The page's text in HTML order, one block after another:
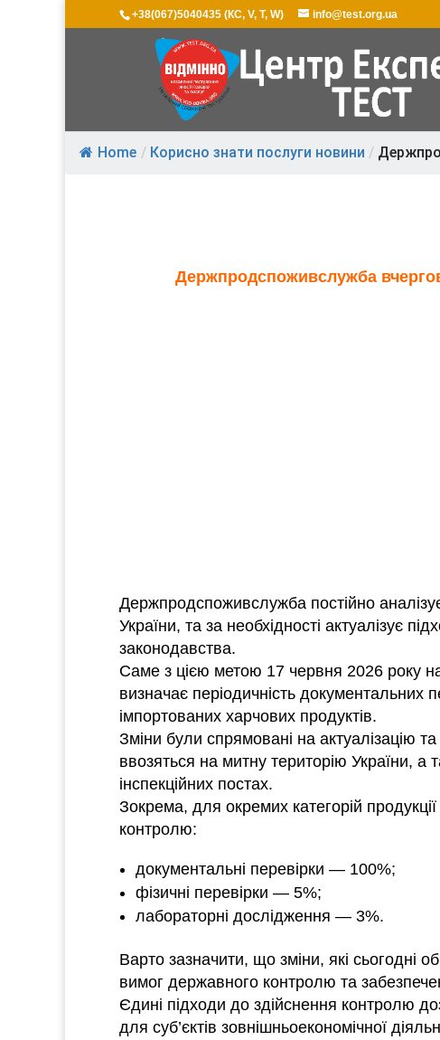
+38(067)5040435 (КС, V, T, W) info@test.org.ua
Home / Корисно знати послуги новини /
Держпродспоживслужба
Держпродспоживслужба постійно
України, та за необхідності актуалізує
законодавства.
Саме з цією метою 17 червня 2026 року
визначає періодичність документальних
імпортованих харчових продуктів.
Зміни були спрямовані на актуалізацію
ввозяться на митну територію України,
інспекційних постах.
Зокрема, для окремих категорій
контролю:
документальні перевірки — 100%;
фізичні перевірки — 5%;
лабораторні дослідження — 3%.
Варто зазначити, що зміни, які сьогодні
вимог державного контролю та
Єдині підходи до здійснення контролю
для суб’єктів зовнішньоекономічної